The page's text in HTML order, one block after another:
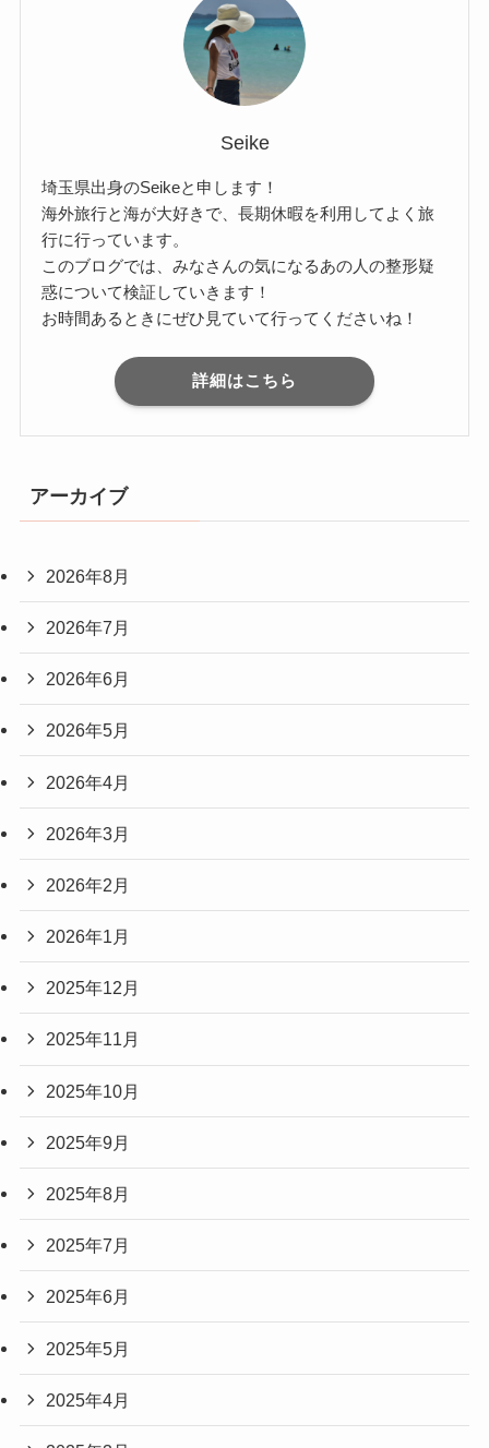
Seike
埼玉県出身のSeikeと申します！
海外旅行と海が大好きで、長期休暇を利用してよく旅
行に行っています。
このブログでは、みなさんの気になるあの人の整形疑
惑について検証していきます！
お時間あるときにぜひ見ていて行ってくださいね！
詳細はこちら
アーカイブ
2026年8月
2026年7月
2026年6月
2026年5月
2026年4月
2026年3月
2026年2月
2026年1月
2025年12月
2025年11月
2025年10月
2025年9月
2025年8月
2025年7月
2025年6月
2025年5月
2025年4月